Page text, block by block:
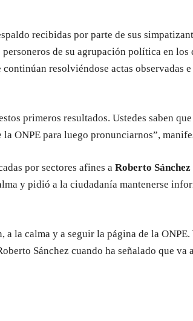
recibidas por parte de sus
de su agrupación política en los
resolviéndose actas observadas e
primeros resultados. Ustedes saben
ONPE para luego pronunciarnos”,
por sectores afines a Roberto Sánchez
y pidió a la ciudadanía mantenerse
la calma y a seguir la página de la ONPE.
Sánchez cuando ha señalado que va